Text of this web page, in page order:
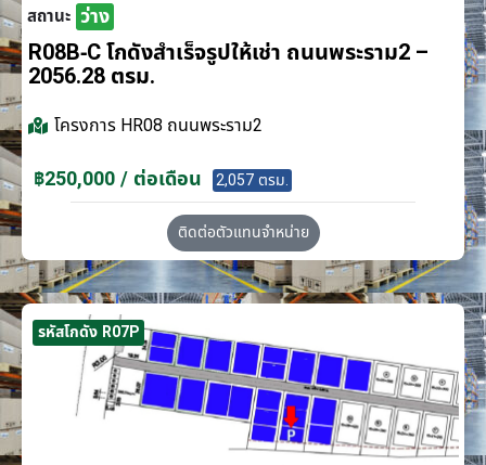
สถานะ ว่าง
R08B-C โกดังสำเร็จรูปให้เช่า ถนนพระราม2 –
2056.28 ตรม.
โครงการ HR08 ถนนพระราม2
฿250,000 / ต่อเดือน 2,057 ตรม.
ติดต่อตัวแทนจำหน่าย
รหัสโกดัง R07P